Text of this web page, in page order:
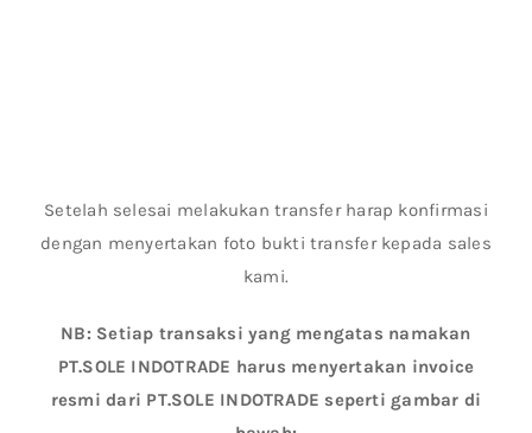
Setelah selesai melakukan transfer harap konfirmasi
dengan menyertakan foto bukti transfer kepada sales
kami.
NB: Setiap transaksi yang mengatas namakan
PT.SOLE INDOTRADE harus menyertakan invoice
resmi dari PT.SOLE INDOTRADE seperti gambar di